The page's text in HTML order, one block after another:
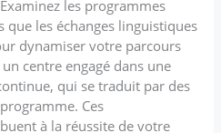
les programmes
que les échanges linguistiques
dynamiser votre parcours
centre engagé dans une
qui se traduit par des
Ces
à la réussite de votre